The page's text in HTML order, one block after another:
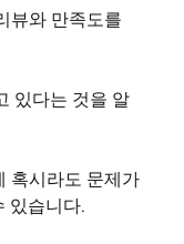
뷰와 만족도를
있다는 것을 알
혹시라도 문제가
있습니다.